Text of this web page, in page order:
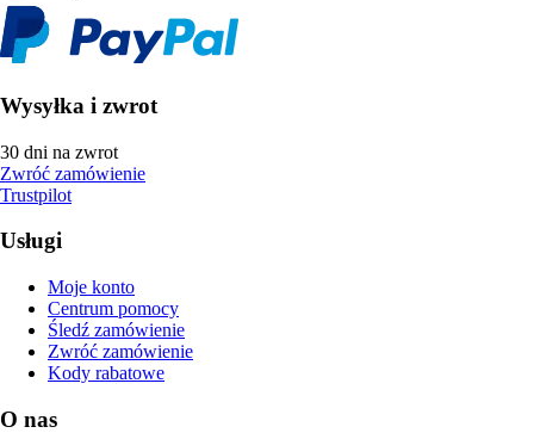
Wysyłka i zwrot
30 dni na zwrot
Zwróć zamówienie
Trustpilot
Usługi
Moje konto
Centrum pomocy
Śledź zamówienie
Zwróć zamówienie
Kody rabatowe
O nas